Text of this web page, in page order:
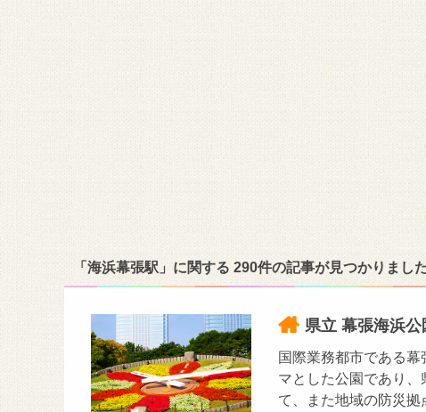
「海浜幕張駅」に関する 290件の記事が見つかりまし
県立 幕張海浜公
国際業務都市である
マとした公園であり
て、また地域の防災